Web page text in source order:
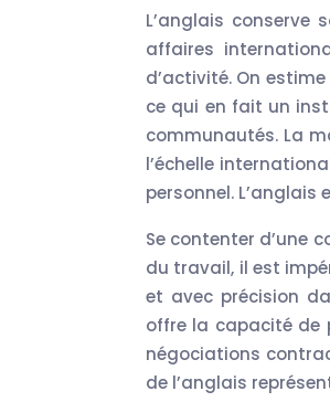
L’anglais
affaires
d’activité. On
ce qui en fait un
communautés. La
l’échelle
personnel.
Se contenter d’une
du travail, il est
et avec précision
offre la capacité de
négociations
de l’anglais